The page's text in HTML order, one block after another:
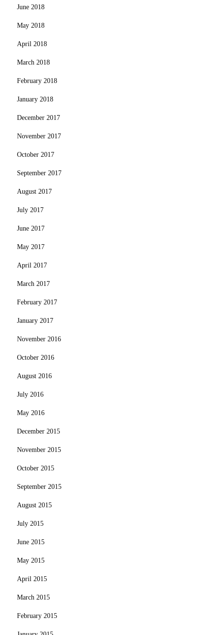
June 2018
May 2018
April 2018
March 2018
February 2018
January 2018
December 2017
November 2017
October 2017
September 2017
August 2017
July 2017
June 2017
May 2017
April 2017
March 2017
February 2017
January 2017
November 2016
October 2016
August 2016
July 2016
May 2016
December 2015
November 2015
October 2015
September 2015
August 2015
July 2015
June 2015
May 2015
April 2015
March 2015
February 2015